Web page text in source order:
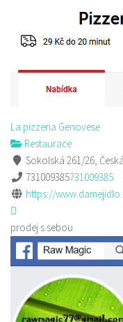
La pizzeria Genovese
Restaurace
Sokolská 261/26,
731009385731009385
https://
prodej s sebou